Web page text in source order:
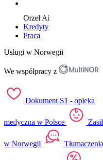
OrzełAi
Kredyty
Praca
Usługi w Norwegii
We współpracy z
Dokument S1 - opieka
medyczna w Polsce
w Norwegii Tłumaczenia